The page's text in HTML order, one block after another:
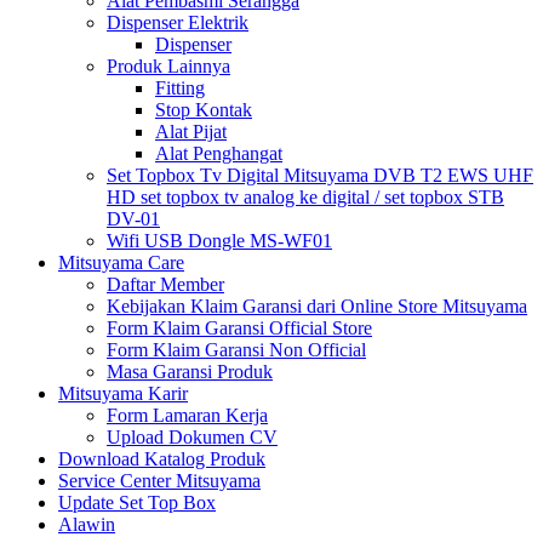
Dispenser Elektrik
Dispenser
Produk Lainnya
Fitting
Stop Kontak
Alat Pijat
Alat Penghangat
Set Topbox Tv Digital Mitsuyama DVB T2 EWS UHF
HD set topbox tv analog ke digital / set topbox STB
DV-01
Wifi USB Dongle MS-WF01
Mitsuyama Care
Daftar Member
Kebijakan Klaim Garansi dari Online Store Mitsuyama
Form Klaim Garansi Official Store
Form Klaim Garansi Non Official
Masa Garansi Produk
Mitsuyama Karir
Form Lamaran Kerja
Upload Dokumen CV
Download Katalog Produk
Service Center Mitsuyama
Update Set Top Box
Alawin